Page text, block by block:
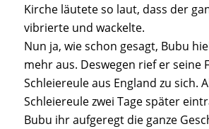
Kirche läutete so laut, dass der
vibrierte und wackelte.
Nun ja, wie schon gesagt, Bubu
mehr aus. Deswegen rief er seine
Schleiereule aus England zu sich.
Schleiereule zwei Tage später
Bubu ihr aufgeregt die ganze